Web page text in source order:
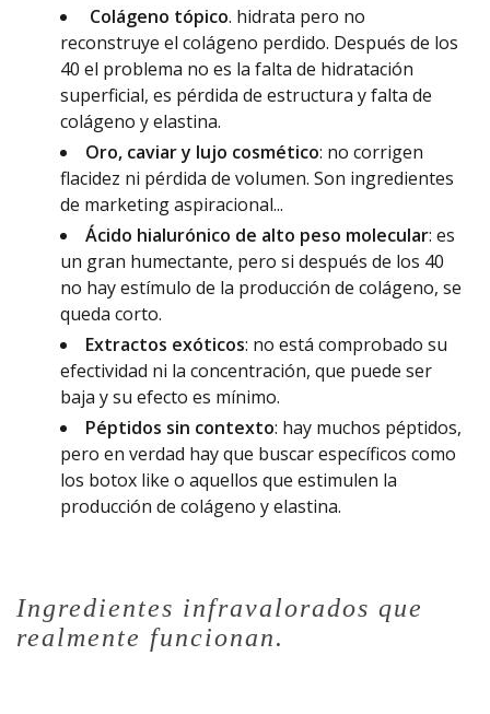
Colágeno tópico. hidrata pero no
reconstruye el colágeno perdido. Después de los
40 el problema no es la falta de hidratación
superficial, es pérdida de estructura y falta de
colágeno y elastina.
Oro, caviar y lujo cosmético: no corrigen
flacidez ni pérdida de volumen. Son ingredientes
de marketing aspiracional...
Ácido hialurónico de alto peso molecular: es
un gran humectante, pero si después de los 40
no hay estímulo de la producción de colágeno, se
queda corto.
Extractos exóticos: no está comprobado su
efectividad ni la concentración, que puede ser
baja y su efecto es mínimo.
Péptidos sin contexto: hay muchos péptidos,
pero en verdad hay que buscar específicos como
los botox like o aquellos que estimulen la
producción de colágeno y elastina.
Ingredientes infravalorados que
realmente funcionan.